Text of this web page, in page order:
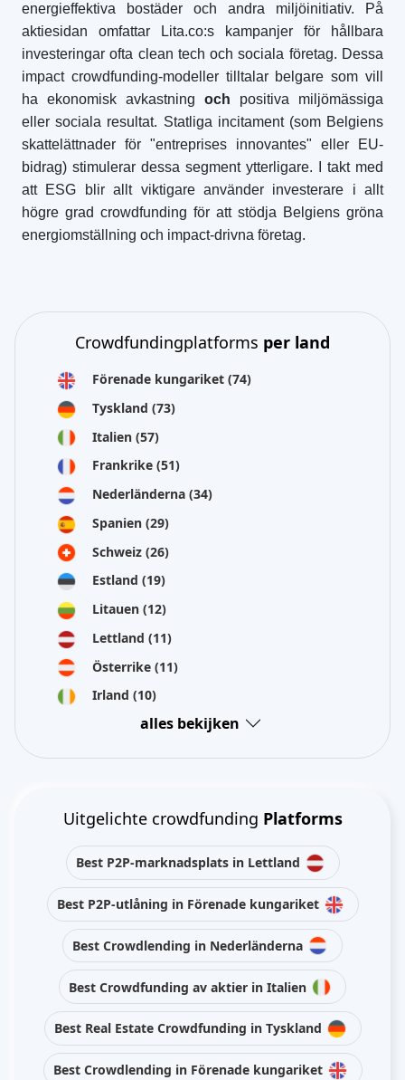
energieffektiva bostäder och andra miljöinitiativ. På
aktiesidan omfattar Lita.co:s kampanjer för hållbara
investeringar ofta clean tech och sociala företag. Dessa
impact crowdfunding-modeller tilltalar belgare som vill
ha ekonomisk avkastning och positiva miljömässiga
eller sociala resultat. Statliga incitament (som Belgiens
skattelättnader för "entreprises innovantes" eller EU-
bidrag) stimulerar dessa segment ytterligare. I takt med
att ESG blir allt viktigare använder investerare i allt
högre grad crowdfunding för att stödja Belgiens gröna
energiomställning och impact-drivna företag.
Crowdfundingplatforms per land
Förenade kungariket (74)
Tyskland (73)
Italien (57)
Frankrike (51)
Nederländerna (34)
Spanien (29)
Schweiz (26)
Estland (19)
Litauen (12)
Lettland (11)
Österrike (11)
Irland (10)
alles bekijken
Uitgelichte crowdfunding Platforms
Best P2P-marknadsplats in Lettland
Best P2P-utlåning in Förenade kungariket
Best Crowdlending in Nederländerna
Best Crowdfunding av aktier in Italien
Best Real Estate Crowdfunding in Tyskland
Best Crowdlending in Förenade kungariket